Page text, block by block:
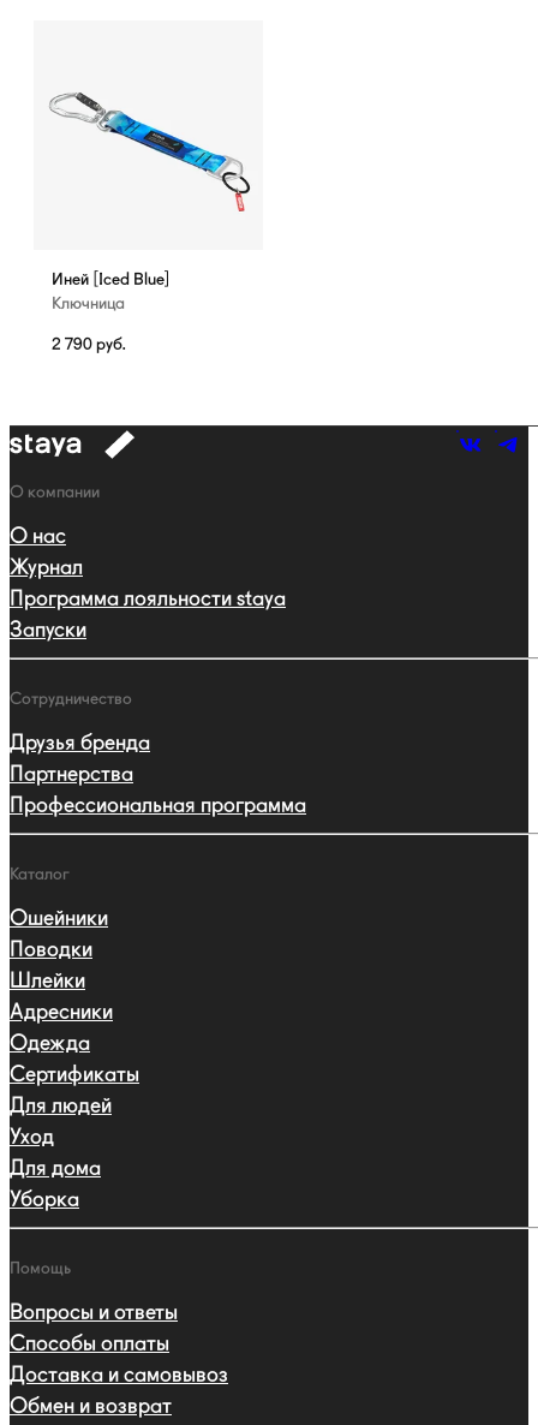
Иней [Iced Blue]
Ключница
2 790 руб.
к
Навигация
О компании
О нас
Журнал
Программа лояльности staya
Запуски
Сотрудничество
Друзья бренда
Партнерства
Профессиональная программа
Каталог
Ошейники
Поводки
Шлейки
Адресники
Одежда
Сертификаты
Для людей
Уход
Для дома
Уборка
Помощь
Вопросы и ответы
Способы оплаты
Доставка и самовывоз
Обмен и возврат